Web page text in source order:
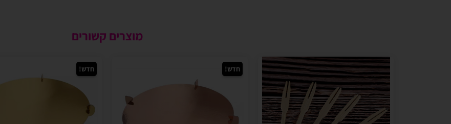
מוצרים קשורים
חדש! חדש!